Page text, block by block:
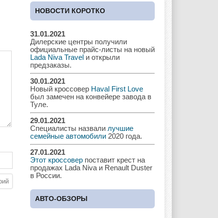
Cadillac Chery Chevrolet
Chrysler Citroen Dacia
Daewoo Dodge Dongfeng
Ferrari Fiat Ford
Great Wall
НОВОСТИ КОРОТКО
31.01.2021
Дилерские центры получили
официальные прайс-листы на новый
Lada Niva Travel и открыли
предзаказы.
30.01.2021
Новый кроссовер Haval First Love
был замечен на конвейере завода в
Туле.
29.01.2021
Специалисты назвали лучшие
семейные автомобили 2020 года.
27.01.2021
Этот кроссовер поставит крест на
продажах Lada Niva и Renault Duster
в России.
АВТО-ОБЗОРЫ